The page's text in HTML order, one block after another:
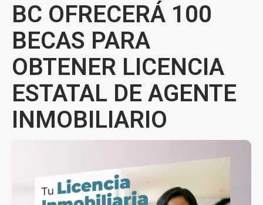
BC OFRECERÁ 100
BECAS PARA
OBTENER LICENCIA
ESTATAL DE AGENTE
INMOBILIARIO